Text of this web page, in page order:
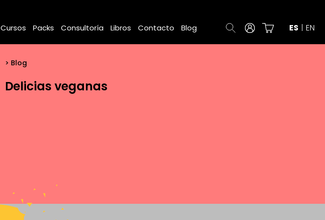
Cursos Packs Consultoría Libros Contacto Blog ES EN
Blog
Delicias veganas